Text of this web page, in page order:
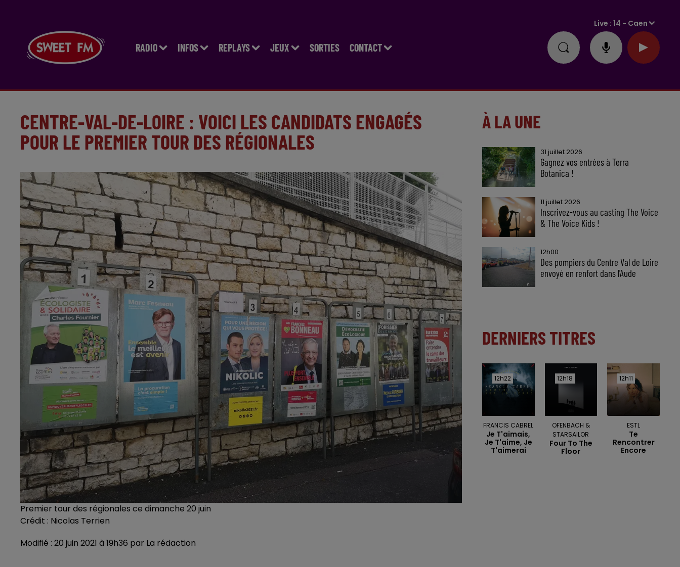
RADIO INFOS REPLAYS JEUX SORTIES CONTACT
Live :14 - Caen
CENTRE-VAL-DE-LOIRE : VOICI LES CANDIDATS ENGAGÉS
POUR LE PREMIER TOUR DES RÉGIONALES
Premier tour des régionales ce dimanche 20 juin
Crédit : Nicolas Terrien
Modifié : 20 juin 2021 à 19h36 par La rédaction
À LA UNE
31 juillet 2026
Gagnez vos entrées à Terra
Botanica !
11 juillet 2026
Inscrivez-vous au casting The Voice
& The Voice Kids !
12h00
Des pompiers du Centre Val de Loire
envoyé en renfort dans l'Aude
DERNIERS TITRES
12h22
12h22
FRANCIS CABREL
Je T'aimais,
Je T'aime, Je
T'aimerai
12h18
12h18
OFENBACH &
STARSAILOR
Four To The
Floor
12h11
12h11
ESTL
Te
Rencontrer
Encore